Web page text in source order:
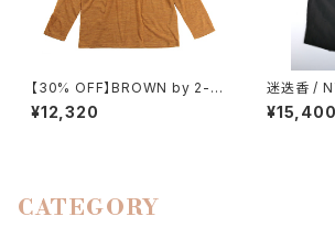
【30% OFF】BROWN by 2-ta
cs / BAA CREW
¥12,320
迷迭香 /
OOSE
¥15,400
CATEGORY